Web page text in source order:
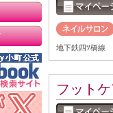
地下鉄四ﾂ橋線
フット